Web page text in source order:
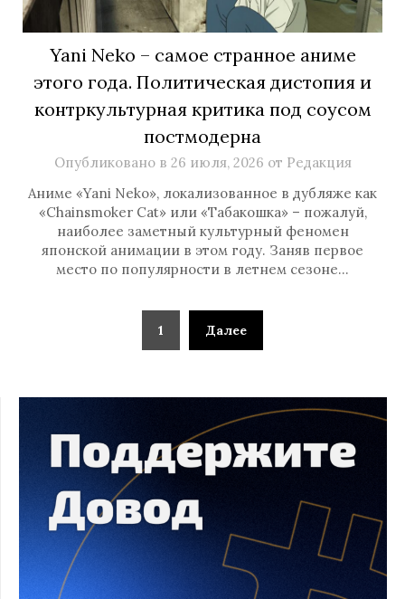
Yani Neko – самое странное аниме
этого года. Политическая дистопия и
контркультурная критика под соусом
постмодерна
Опубликовано в 26 июля, 2026 от Редакция
Аниме «Yani Neko», локализованное в дубляже как
«Chainsmoker Cat» или «Табакошка» – пожалуй,
наиболее заметный культурный феномен
японской анимации в этом году. Заняв первое
место по популярности в летнем сезоне…
1 Далее